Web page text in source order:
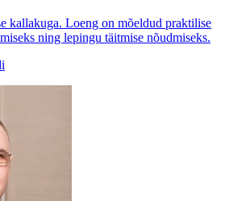
kallakuga. Loeng on mõeldud praktilise
ning lepingu täitmise nõudmiseks.